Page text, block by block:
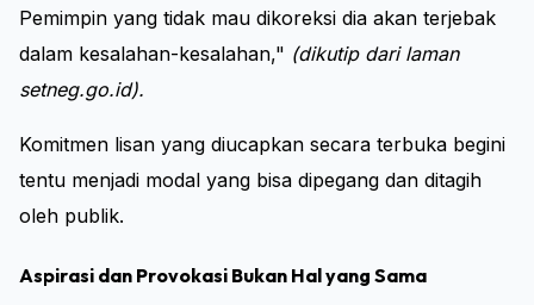
Pemimpin yang tidak mau dikoreksi dia akan terjebak
dalam kesalahan-kesalahan," (dikutip dari laman
setneg.go.id).
Komitmen lisan yang diucapkan secara terbuka begini
tentu menjadi modal yang bisa dipegang dan ditagih
oleh publik.
Aspirasi dan Provokasi Bukan Hal yang Sama